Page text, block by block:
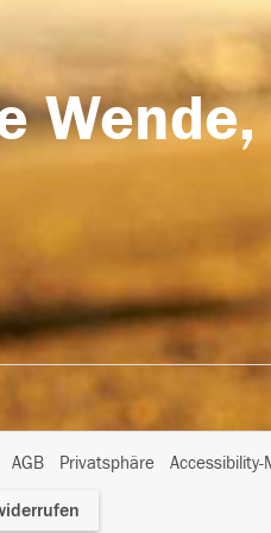
AGB Privatsphäre
I